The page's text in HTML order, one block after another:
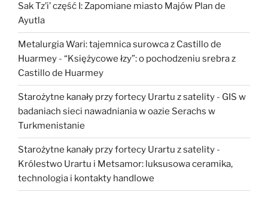
Sak Tz’i’ część I: Zapomiane miasto Majów Plan de
Ayutla
Metalurgia Wari: tajemnica surowca z Castillo de
Huarmey - “Księżycowe łzy”: o pochodzeniu srebra z
Castillo de Huarmey
Starożytne kanały przy fortecy Urartu z satelity - GIS w
badaniach sieci nawadniania w oazie Serachs w
Turkmenistanie
Starożytne kanały przy fortecy Urartu z satelity -
Królestwo Urartu i Metsamor: luksusowa ceramika,
technologia i kontakty handlowe